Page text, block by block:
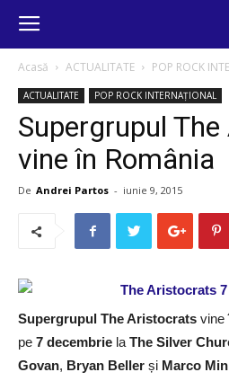
Acasă ACTUALITATE POP ROCK
ACTUALITATE POP ROCK INTERNAȚIONAL
Supergrupul
vine în România
De Andrei Partos - iunie 9, 2015
Supergrupul The Aristocrats vine
pe 7 decembrie la The Silver
Govan, Bryan Beller și Marco